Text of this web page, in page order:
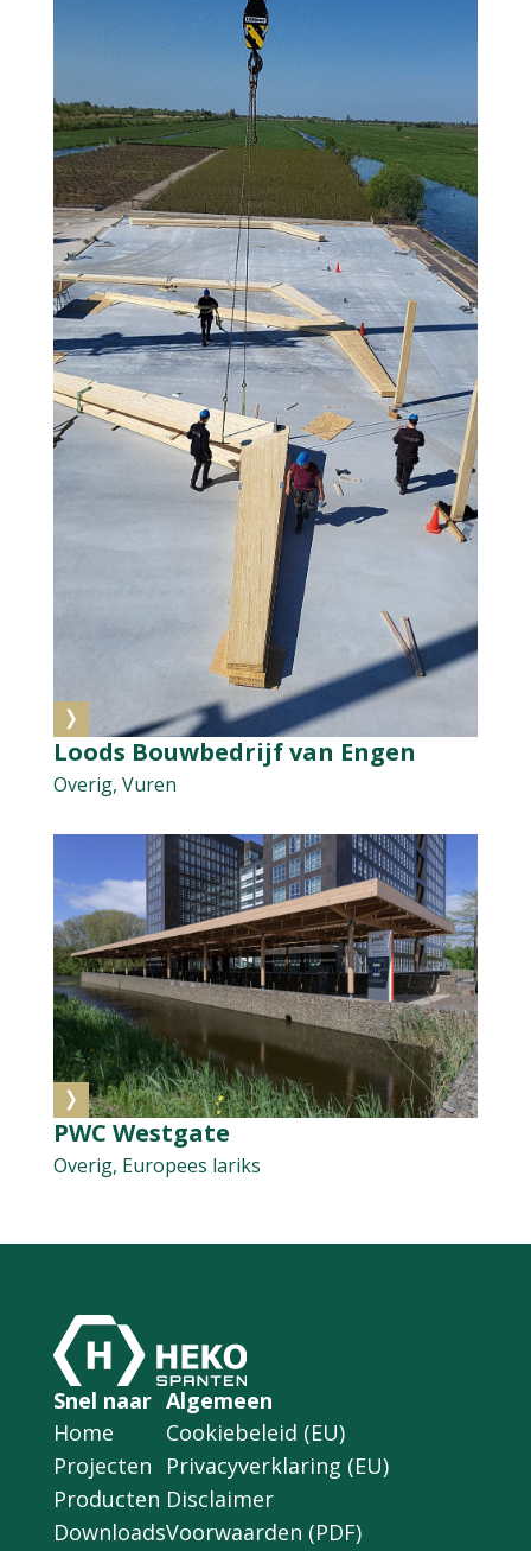
Loods Bouwbedrijf van Engen
Overig, Vuren
PWC Westgate
Overig, Europees lariks
Snel naar
Home
Projecten
Producten
Downloads
Algemeen
Cookiebeleid (EU)
Privacyverklaring (EU)
Disclaimer
Voorwaarden (PDF)